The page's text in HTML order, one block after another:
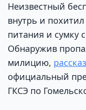
Неизвестный
внутрь и
питания и сумку
Обнаружив
милицию,
официальный
ГКСЭ по